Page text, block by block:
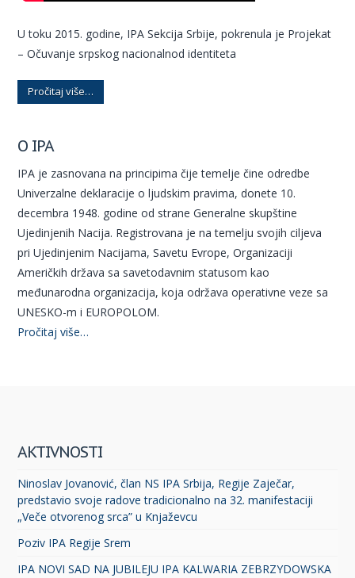
U toku 2015. godine, IPA Sekcija Srbije, pokrenula je Projekat
– Očuvanje srpskog nacionalnod identiteta
Pročitaj više…
O IPA
IPA je zasnovana na principima čije temelje čine odredbe
Univerzalne deklaracije o ljudskim pravima, donete 10.
decembra 1948. godine od strane Generalne skupštine
Ujedinjenih Nacija. Registrovana je na temelju svojih ciljeva
pri Ujedinjenim Nacijama, Savetu Evrope, Organizaciji
Američkih država sa savetodavnim statusom kao
međunarodna organizacija, koja održava operativne veze sa
UNESKO-m i EUROPOLOM.
Pročitaj više…
AKTIVNOSTI
Ninoslav Jovanović, član NS IPA Srbija, Regije Zaječar,
predstavio svoje radove tradicionalno na 32. manifestaciji
„Veče otvorenog srca” u Knjaževcu
Poziv IPA Regije Srem
IPA NOVI SAD NA JUBILEJU IPA KALWARIA ZEBRZYDOWSKA